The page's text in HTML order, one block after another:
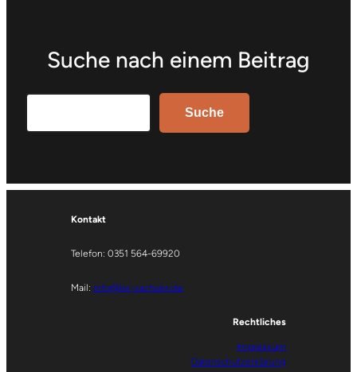
Suche nach einem Beitrag
Search
Suche
Kontakt
Telefon: 0351 564-69920
Mail: info@ler-sachsen.de
Rechtliches
Impressum
Datenschutzerklärung